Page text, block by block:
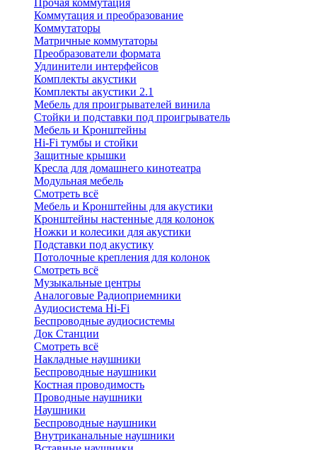
Прочая коммутация
Коммутация и преобразование
Коммутаторы
Матричные коммутаторы
Преобразователи формата
Удлинители интерфейсов
Комплекты акустики
Комплекты акустики 2.1
Мебель для проигрывателей винила
Стойки и подставки под проигрыватель
Мебель и Кронштейны
Hi-Fi тумбы и стойки
Защитные крышки
Кресла для домашнего кинотеатра
Модульная мебель
Смотреть всё
Мебель и Кронштейны для акустики
Кронштейны настенные для колонок
Ножки и колесики для акустики
Подставки под акустику
Потолочные крепления для колонок
Смотреть всё
Музыкальные центры
Аналоговые Радиоприемники
Аудиосистема Hi-Fi
Беспроводные аудиосистемы
Док Станции
Смотреть всё
Накладные наушники
Беспроводные наушники
Костная проводимость
Проводные наушники
Наушники
Беспроводные наушники
Внутриканальные наушники